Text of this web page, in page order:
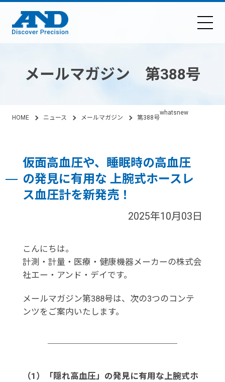
メールマガジン 第388号
HOME
whatsnew
ニュース メールマガジン 第388号
仮面高血圧や、睡眠時の高血圧
の発見に有用な 上腕式ホースレ
ス血圧計を新発売！
2025年10月03日
こんにちは。
計測・計量・医療・健康機器メーカーの株式会
社エー・アンド・デイです。
メールマガジン第388号は、次の3つのコンテ
ンツをご案内いたします。
（1）「隠れ高血圧」の発見に有用な上腕式ホ